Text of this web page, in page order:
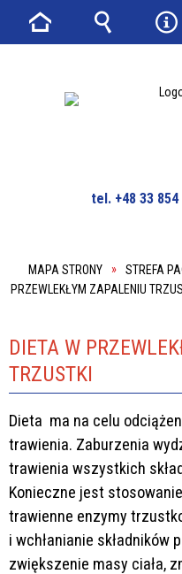
tel. +48 33 854
MAPA STRONY STREFA
PRZEWLEKŁYM ZAPALENIU
DIETA W
TRZUSTKI
Dieta ma na celu
trawienia. Zaburzenia
trawienia wszystkich
Konieczne jest
trawienne enzymy
i wchłanianie składników
zwiększenie masy ciała,
Strona